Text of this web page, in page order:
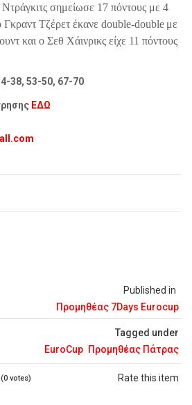
Published in
Προμηθέας 7Days Eurocup
Tagged under
EuroCup Προμηθέας Πάτρας
Rate this item
(0 votes)
σημείωσε 17 πόντους με 4
Γκραντ Τζέρετ έκανε double-double με
και ο Σεθ Χάινρικς είχε 11 πόντους
38, 53-50, 67-70
ΕΔΩ